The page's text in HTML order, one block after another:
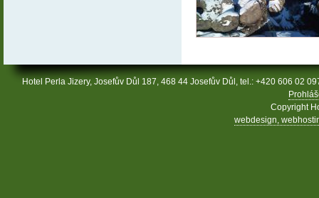
Hotel Perla Jizery, Josefův Důl 187, 468 44 Josefův Důl, tel.: +420 606 02
Copyright
webdesign,